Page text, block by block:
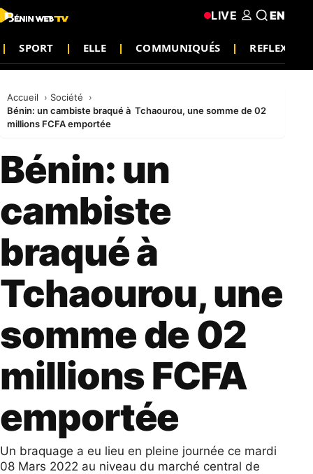
SPORT ELLE COMMUNIQUÉS REFLEXION
LIVE EN
Accueil
Société
Bénin: un cambiste braqué à Tchaourou, une somme de 02
millions FCFA emportée
Bénin: un
cambiste
braqué à
Tchaourou, une
somme de 02
millions FCFA
emportée
Un braquage a eu lieu en pleine journée ce mardi
08 Mars 2022 au niveau du marché central de